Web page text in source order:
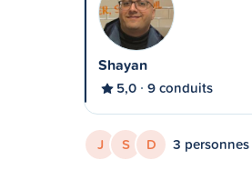
Shayan
5,0 9 conduits
J S D 3 personnes